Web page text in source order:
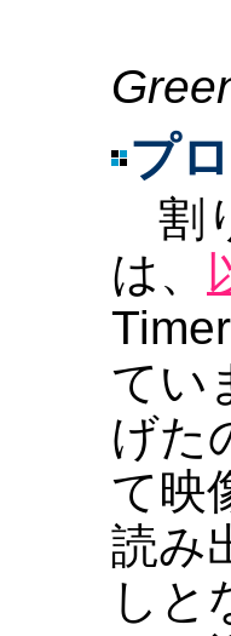
プ
割
は、
てい
げた
て映
読み
しと